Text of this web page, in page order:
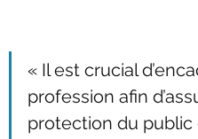
« Il est crucial
profession afin
protection du public